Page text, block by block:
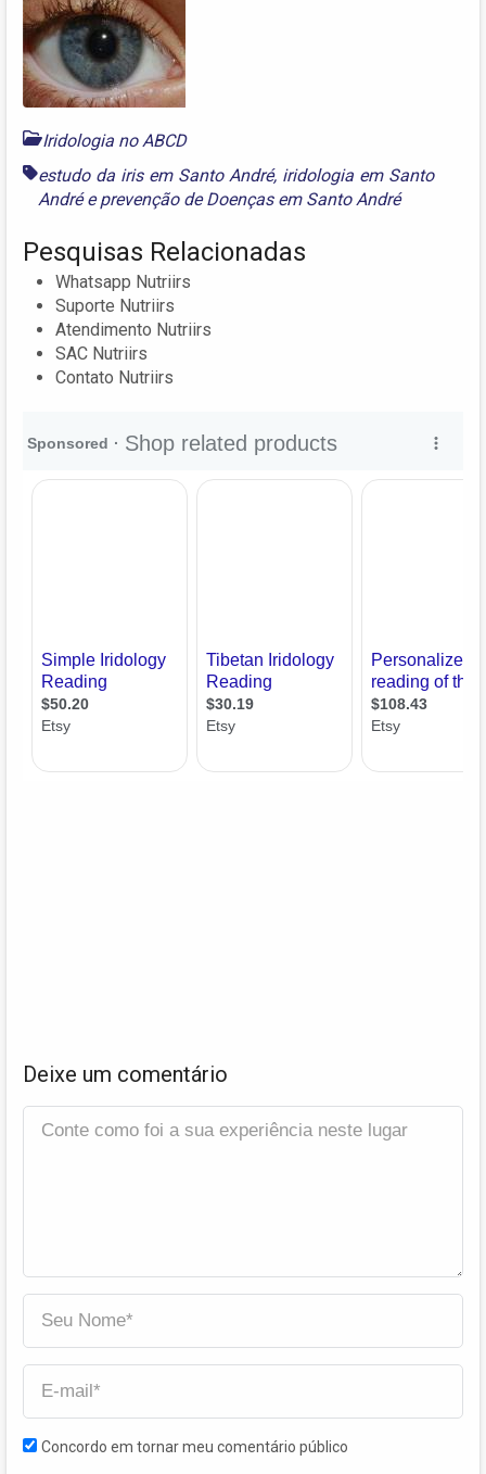
Iridologia no ABCD
estudo da iris em Santo André, iridologia em Santo
Andréeprevenção de Doenças em Santo André
Pesquisas Relacionadas
Whatsapp Nutriirs
Suporte Nutriirs
Atendimento Nutriirs
SAC Nutriirs
Contato Nutriirs
Deixe um comentário
Concordo em tornar meu comentário público